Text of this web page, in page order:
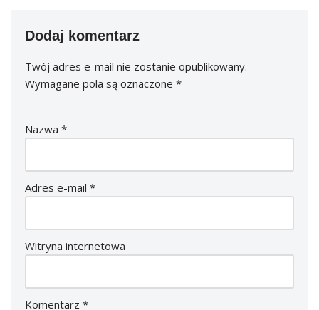
Dodaj komentarz
Twój adres e-mail nie zostanie opublikowany.
Wymagane pola są oznaczone *
Nazwa *
Adres e-mail *
Witryna internetowa
Komentarz *